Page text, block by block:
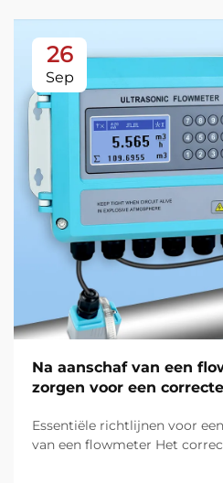
26
Sep
Na aanschaf van een
zorgen voor een
Essentiële richtlijnen voor
van een flowmeter Het